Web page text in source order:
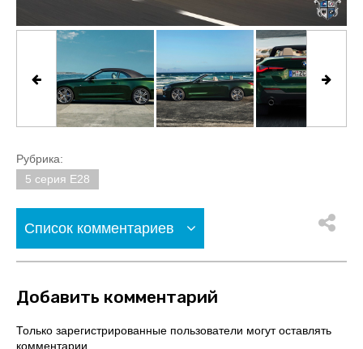
Рубрика:
5 серия E28
Список комментариев
Добавить комментарий
Только зарегистрированные пользователи могут оставлять
комментарии.